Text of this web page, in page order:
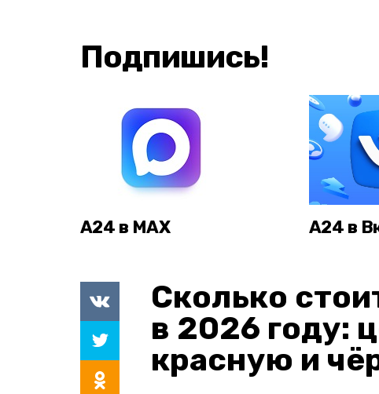
Подпишись!
А24 в MAX А24 в
Сколько
в 2026 году:
красную и